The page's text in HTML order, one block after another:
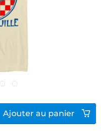
Ajouter au panier